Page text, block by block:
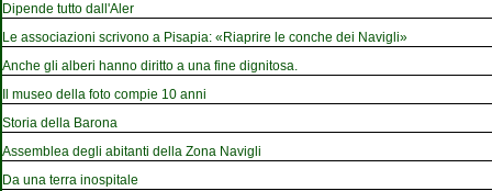
Dipende tutto dall'Aler
Le associazioni scrivono a Pisapia: «Riaprire le conche dei Navigli»
Anche gli alberi hanno diritto a una fine dignitosa.
Il museo della foto compie 10 anni
Storia della Barona
Assemblea degli abitanti della Zona Navigli
Da una terra inospitale